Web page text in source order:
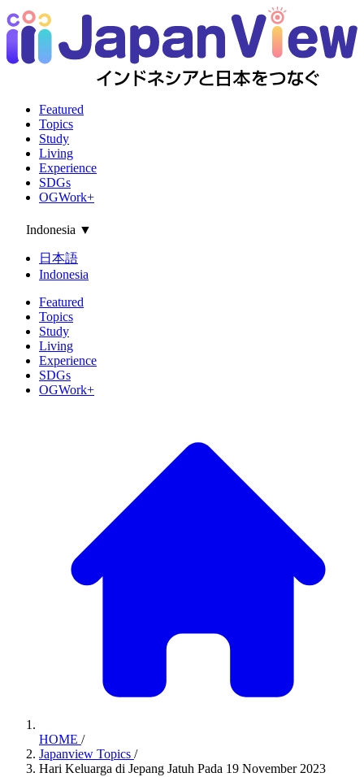
Featured
Topics
Study
Living
Experience
SDGs
OGWork+
Indonesia ▼
日本語
Indonesia
Featured
Topics
Study
Living
Experience
SDGs
OGWork+
HOME /
Japanview Topics /
Hari Keluarga di Jepang Jatuh Pada 19 November 2023